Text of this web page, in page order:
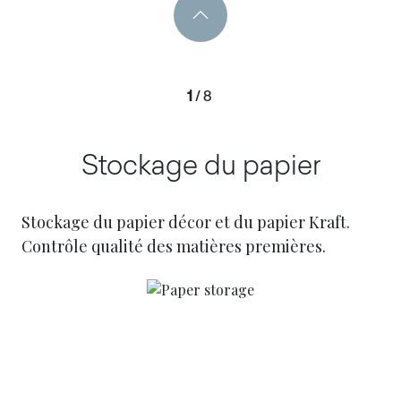
1/ 8
Stockage du papier
Stockage du papier décor et du papier Kraft.
Contrôle qualité des matières premières.